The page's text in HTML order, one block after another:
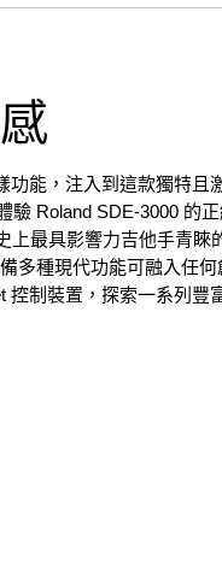
功能，注入到這款獨特且
驗 Roland SDE-3000 的
上最具影響力吉他手青睞
多種現代功能可融入任何
控制裝置，探索一系列豐